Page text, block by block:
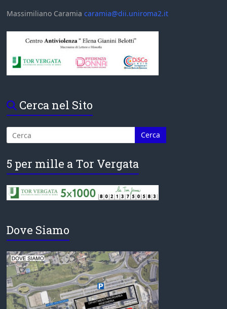
Massimiliano Caramiacaramia@dii.uniroma2.it
Cerca nel Sito
5 per mille a Tor Vergata
Dove Siamo